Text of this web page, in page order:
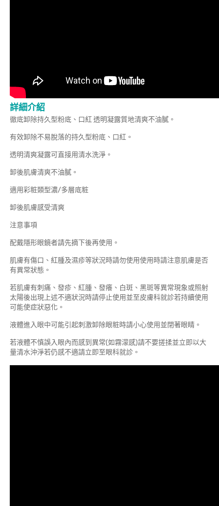
詳細介紹
徹底卸除持久型粉底、口紅 透明凝露質地清爽不油膩。
有效卸除不易脫落的持久型粉底、口紅。
透明清爽凝露可直接用清水洗淨。
卸後肌膚清爽不油膩。
適用彩粧類型濃/多層底粧
卸後肌膚感受清爽
注意事項
配戴隱形眼鏡者請先摘下後再使用。
肌膚有傷口、紅腫及濕疹等狀況時請勿使用使用時請注意肌膚是否
有異常狀態。
若肌膚有刺痛、發疹、紅腫、發癢、白斑、黑斑等異常現象或照射
太陽後出現上述不適狀況時請停止使用並至皮膚科就診若持續使用
可能使症狀惡化。
液體進入眼中可能引起刺激卸除眼粧時請小心使用並閉著眼睛。
若液體不慎誤入眼內而感到異常(如霧濛感)請不要搓揉並立即以大
量清水沖淨若仍感不適請立即至眼科就診。